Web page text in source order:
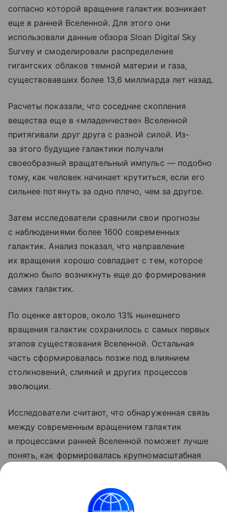
согласно которой вращение галактик возникает
еще в ранней Вселенной. Для этого они
использовали данные обзора Sloan Digital Sky
Survey и смоделировали распределение
гигантских облаков темной материи и газа,
существовавших более 13,6 миллиарда лет назад.
Расчеты показали, что соседние скопления
вещества еще в «младенчестве» Вселенной
притягивали друг друга с разной силой. Из-
за этого будущие галактики получали
своеобразный вращательный импульс — подобно
тому, как человек начинает крутиться, если его
сильнее потянуть за одно плечо, чем за другое.
Затем исследователи сравнили свои прогнозы
с наблюдениями более 1600 современных
галактик. Анализ показал, что направление
их вращения хорошо совпадает с тем, которое
должно было возникнуть еще до формирования
самих галактик.
По оценке авторов, около 13% нынешнего
вращения галактик сохранилось с самых первых
этапов существования Вселенной. Остальная
часть сформировалась позже под влиянием
столкновений, слияний и других процессов
эволюции.
Исследователи считают, что обнаруженная связь
между современным вращением галактик
и процессами ранней Вселенной поможет лучше
понять, как формировалась крупномасштабная
компонентов Вселенной.